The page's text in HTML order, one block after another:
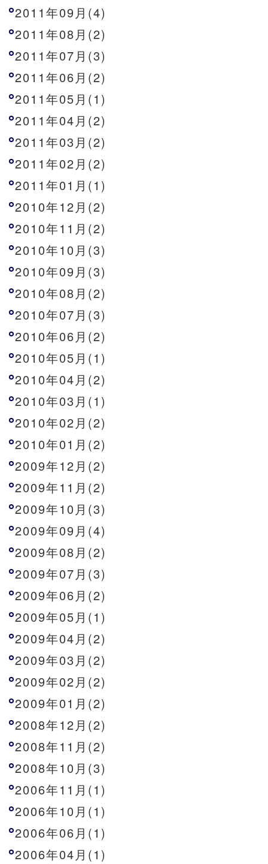
2011年09月(4)
2011年08月(2)
2011年07月(3)
2011年06月(2)
2011年05月(1)
2011年04月(2)
2011年03月(2)
2011年02月(2)
2011年01月(1)
2010年12月(2)
2010年11月(2)
2010年10月(3)
2010年09月(3)
2010年08月(2)
2010年07月(3)
2010年06月(2)
2010年05月(1)
2010年04月(2)
2010年03月(1)
2010年02月(2)
2010年01月(2)
2009年12月(2)
2009年11月(2)
2009年10月(3)
2009年09月(4)
2009年08月(2)
2009年07月(3)
2009年06月(2)
2009年05月(1)
2009年04月(2)
2009年03月(2)
2009年02月(2)
2009年01月(2)
2008年12月(2)
2008年11月(2)
2008年10月(3)
2006年11月(1)
2006年10月(1)
2006年06月(1)
2006年04月(1)